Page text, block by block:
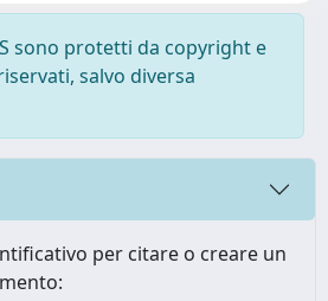
sono protetti da copyright e
salvo diversa
per citare o creare un